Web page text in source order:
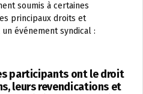
soumis à certaines
principaux droits et
événement syndical :
participants ont le droit
leurs revendications et